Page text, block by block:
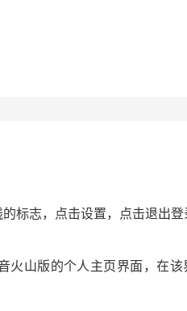
标志，点击设置，点击退出
山版的个人主页界面，在